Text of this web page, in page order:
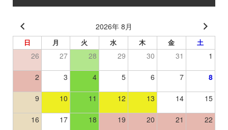
2026年 8月
日 月 火 水 木 金 土
26 27 28 29 30 31 1
2 3 4 5 6 7 8
9 10 11 12 13 14 15
16 17 18 19 20 21 22